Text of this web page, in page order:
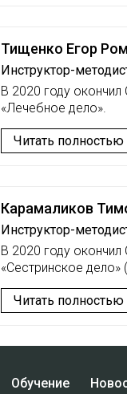
Тищенко Егор
Инструктор-
В 2020 году
«Лечебное дело».
Читать полностью
Карамаликов
Инструктор-
В 2020 году
«Сестринское дело»
Читать полностью
Обучение